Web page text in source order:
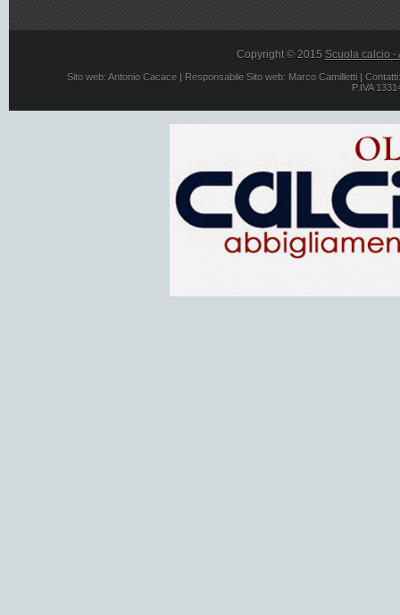
Copyright © 2015 Scuola calcio -
Sito web: Antonio Cacace| Responsabile Sito web: Marco Camilletti|
P.IVA